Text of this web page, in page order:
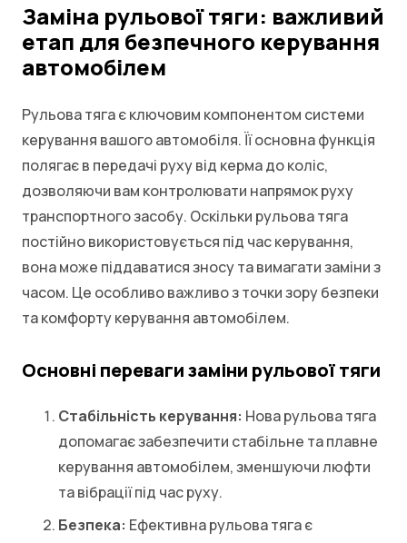
Заміна рульової тяги: важливий
етап для безпечного керування
автомобілем
Рульова тяга є ключовим компонентом системи
керування вашого автомобіля. Її основна функція
полягає в передачі руху від керма до коліс,
дозволяючи вам контролювати напрямок руху
транспортного засобу. Оскільки рульова тяга
постійно використовується під час керування,
вона може піддаватися зносу та вимагати заміни з
часом. Це особливо важливо з точки зору безпеки
та комфорту керування автомобілем.
Основні переваги заміни рульової тяги
Стабільність керування: Нова рульова тяга
допомагає забезпечити стабільне та плавне
керування автомобілем, зменшуючи люфти
та вібрації під час руху.
Безпека: Ефективна рульова тяга є